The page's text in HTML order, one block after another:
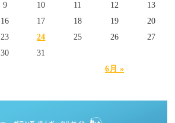
6月 »
9 10 11 12
13
16 17 18 19
20
23 24 25 26
27
30 31